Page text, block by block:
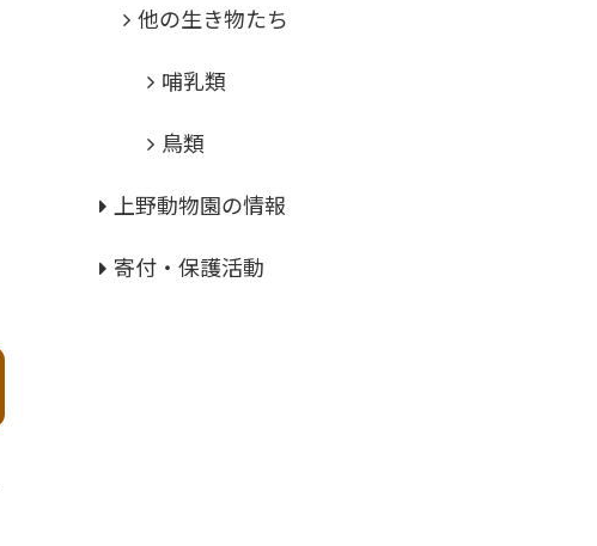
他の生き物たち
哺乳類
鳥類
上野動物園の情報
寄付・保護活動